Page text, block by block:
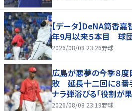
【データ】DeNA筒香
年9月以来５本目 球
2026/08/08 23:26野球
広島が悪夢の今季８度
敗 延長十二回に８番
ナラ弾浴びる「役割が
す」
2026/08/08 23:19野球